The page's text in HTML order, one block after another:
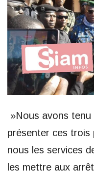
»Nous avons
présenter ces trois
nous les services
les mettre aux